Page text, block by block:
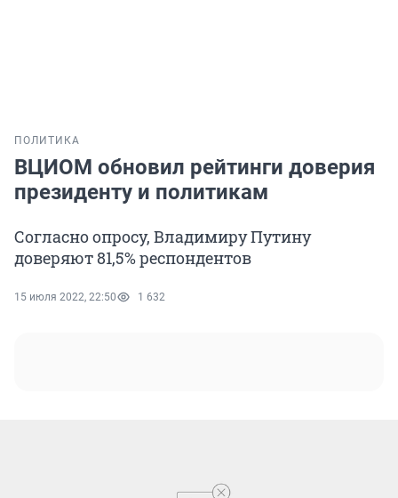
ПОЛИТИКА
ВЦИОМ обновил рейтинги доверия
президенту и политикам
Согласно опросу, Владимиру Путину
доверяют 81,5% респондентов
15 июля 2022, 22:50 1 632